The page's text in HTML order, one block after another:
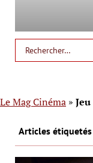
Le Mag Cinéma »
Articles étiquetés